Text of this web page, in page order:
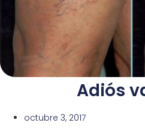
Adiós
octubre 3, 2017